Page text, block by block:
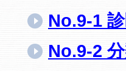
No.9-1
No.9-2